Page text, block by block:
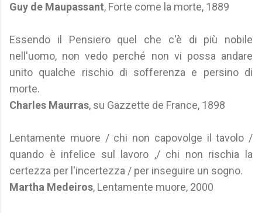
Guy de Maupassant, Forte come la morte, 1889
Essendo il Pensiero quel che c'è di più nobile
nell'uomo, non vedo perché non vi possa andare
unito qualche rischio di sofferenza e persino di
morte.
Charles Maurras, su Gazzette de France, 1898
Lentamente muore / chi non capovolge il tavolo /
quando è infelice sul lavoro ,/ chi non rischia la
certezza per l'incertezza / per inseguire un sogno.
Martha Medeiros, Lentamente muore, 2000